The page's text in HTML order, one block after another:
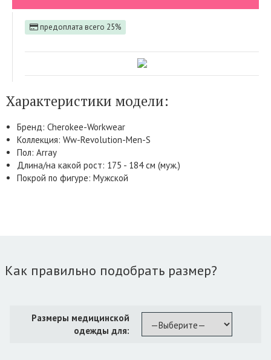
предоплата всего 25%
Характеристики модели:
Бренд: Cherokee-Workwear
Коллекция: Ww-Revolution-Men-S
Пол: Array
Длина/на какой рост: 175 - 184 см (муж.)
Покрой по фигуре: Мужской
Как правильно подобрать размер?
Размеры медицинской
одежды для: